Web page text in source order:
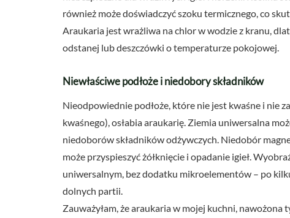
również może doświadczyć szoku termicznego, co
Araukaria jest wrażliwa na chlor w wodzie z kranu,
odstanej lub deszczówki o temperaturze pokojowej.
Niewłaściwe podłoże i niedobory składników
Nieodpowiednie podłoże, które nie jest kwaśne i nie
kwaśnego), osłabia araukarię. Ziemia uniwersalna
niedoborów składników odżywczych. Niedobór
może przyspieszyć żółknięcie i opadanie igieł.
uniwersalnym, bez dodatku mikroelementów – po
dolnych partii.
Zauważyłam, że araukaria w mojej kuchni,